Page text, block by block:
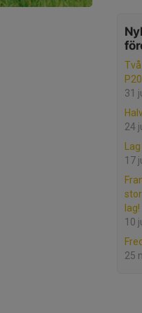
31
24
17
lag!
10
25